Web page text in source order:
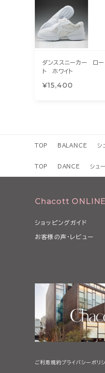
ダンススニーカー ロー
ト ホワイト
¥15,400
TOP BALANCE シ
TOP DANCE シュ
Chacott
ショッピングガイド
お客様の声・レビュー
ご利用規約プライバシーポリ